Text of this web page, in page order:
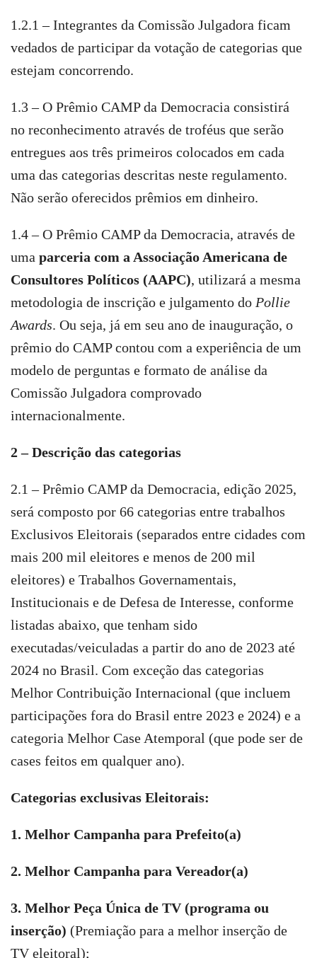
1.2.1 – Integrantes da Comissão Julgadora ficam
vedados de participar da votação de categorias que
estejam concorrendo.
1.3 – O Prêmio CAMP da Democracia consistirá
no reconhecimento através de troféus que serão
entregues aos três primeiros colocados em cada
uma das categorias descritas neste regulamento.
Não serão oferecidos prêmios em dinheiro.
1.4 – O Prêmio CAMP da Democracia, através de
uma parceria com a Associação Americana de
Consultores Políticos (AAPC), utilizará a mesma
metodologia de inscrição e julgamento do Pollie
Awards. Ou seja, já em seu ano de inauguração, o
prêmio do CAMP contou com a experiência de um
modelo de perguntas e formato de análise da
Comissão Julgadora comprovado
internacionalmente.
2 – Descrição das categorias
2.1 – Prêmio CAMP da Democracia, edição 2025,
será composto por 66 categorias entre trabalhos
Exclusivos Eleitorais (separados entre cidades com
mais 200 mil eleitores e menos de 200 mil
eleitores) e Trabalhos Governamentais,
Institucionais e de Defesa de Interesse, conforme
listadas abaixo, que tenham sido
executadas/veiculadas a partir do ano de 2023 até
2024 no Brasil. Com exceção das categorias
Melhor Contribuição Internacional (que incluem
participações fora do Brasil entre 2023 e 2024) e a
categoria Melhor Case Atemporal (que pode ser de
cases feitos em qualquer ano).
Categorias exclusivas Eleitorais:
1. Melhor Campanha para Prefeito(a)
2. Melhor Campanha para Vereador(a)
3. Melhor Peça Única de TV (programa ou
inserção) (Premiação para a melhor inserção de
TV eleitoral);